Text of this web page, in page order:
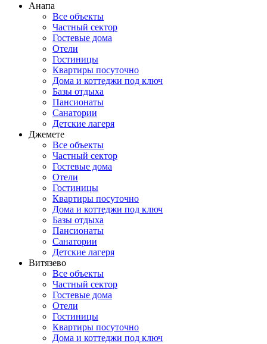
Анапа
Все объекты
Частный сектор
Гостевые дома
Отели
Гостиницы
Квартиры посуточно
Дома и коттеджи под ключ
Базы отдыха
Пансионаты
Санатории
Детские лагеря
Джемете
Все объекты
Частный сектор
Гостевые дома
Отели
Гостиницы
Квартиры посуточно
Дома и коттеджи под ключ
Базы отдыха
Пансионаты
Санатории
Детские лагеря
Витязево
Все объекты
Частный сектор
Гостевые дома
Отели
Гостиницы
Квартиры посуточно
Дома и коттеджи под ключ